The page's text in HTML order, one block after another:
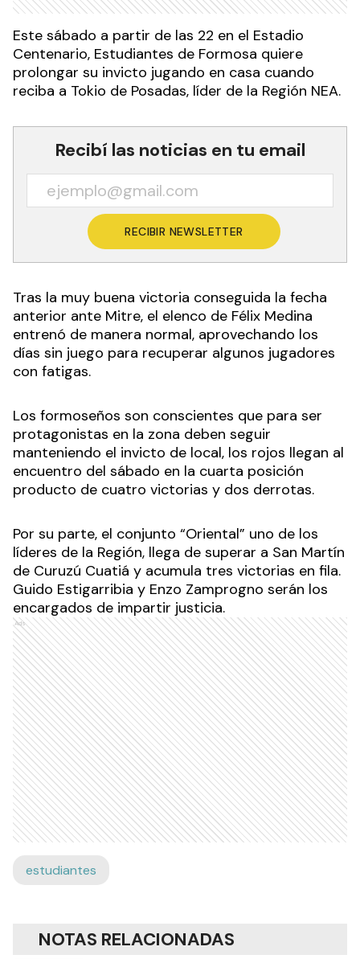
Este sábado a partir de las 22 en el Estadio
Centenario, Estudiantes de Formosa quiere
prolongar su invicto jugando en casa cuando
reciba a Tokio de Posadas, líder de la Región NEA.
Recibí las noticias en tu email
RECIBIR NEWSLETTER
Tras la muy buena victoria conseguida la fecha
anterior ante Mitre, el elenco de Félix Medina
entrenó de manera normal, aprovechando los
días sin juego para recuperar algunos jugadores
con fatigas.
Los formoseños son conscientes que para ser
protagonistas en la zona deben seguir
manteniendo el invicto de local, los rojos llegan al
encuentro del sábado en la cuarta posición
producto de cuatro victorias y dos derrotas.
Por su parte, el conjunto “Oriental” uno de los
líderes de la Región, llega de superar a San Martín
de Curuzú Cuatiá y acumula tres victorias en fila.
Guido Estigarribia y Enzo Zamprogno serán los
encargados de impartir justicia.
Ads
estudiantes
NOTAS RELACIONADAS